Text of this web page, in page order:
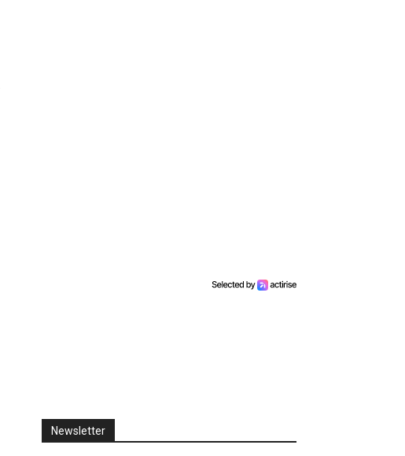
Newsletter